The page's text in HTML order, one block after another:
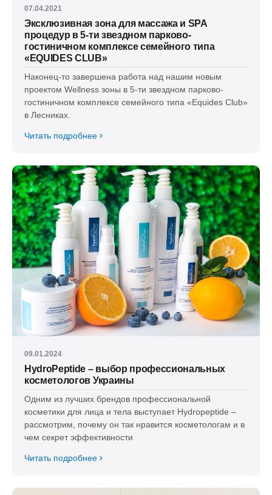
07.04.2021
Эксклюзивная зона для массажа и SPA
процедур в 5-ти звездном парково-
гостиничном комплексе семейного типа
«EQUIDES CLUB»
Наконец-то завершена работа над нашим новым
проектом Wellness зоны в 5-ти звездном парково-
гостиничном комплексе семейного типа «Equides Club»
в Лесниках.
Читать подробнее
09.01.2024
HydroPeptide – выбор профессиональных
косметологов Украины
Одним из лучших брендов профессиональной
косметики для лица и тела выступает Hydropeptide –
рассмотрим, почему он так нравится косметологам и в
чем секрет эффективности
Читать подробнее